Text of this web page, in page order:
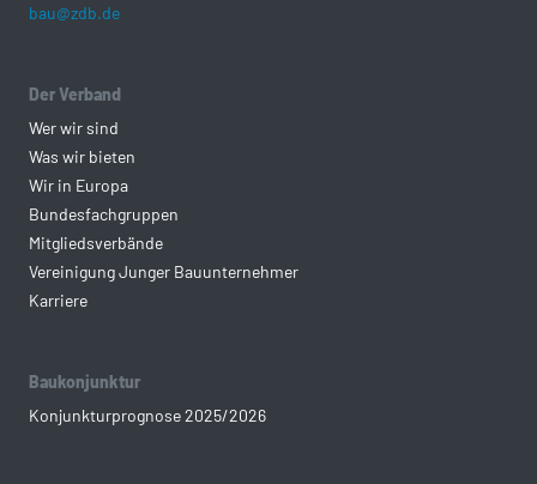
bau@zdb.de
Der Verband
Wer wir sind
Was wir bieten
Wir in Europa
Bundesfachgruppen
Mitgliedsverbände
Vereinigung Junger Bauunternehmer
Karriere
Baukonjunktur
Konjunkturprognose 2025/2026